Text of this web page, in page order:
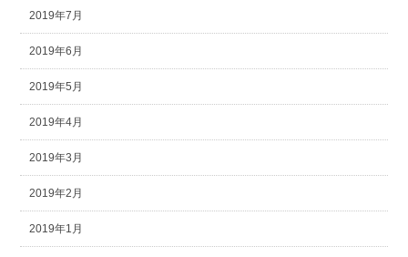
2019年7月
2019年6月
2019年5月
2019年4月
2019年3月
2019年2月
2019年1月